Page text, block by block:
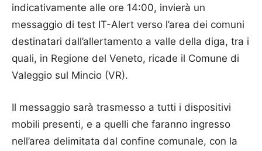
indicativamente alle ore 14:00, invierà un
messaggio di test IT-Alert verso l’area dei comuni
destinatari dall’allertamento a valle della diga, tra i
quali, in Regione del Veneto, ricade il Comune di
Valeggio sul Mincio (VR).
Il messaggio sarà trasmesso a tutti i dispositivi
mobili presenti, e a quelli che faranno ingresso
nell’area delimitata dal confine comunale, con la